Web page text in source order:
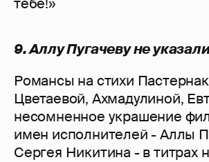
9. Аллу Пугачеву не
Романсы на стихи
Цветаевой, Ахмадулиной,
несомненное украшение
имен исполнителей - Аллы
Сергея Никитина - в титрах